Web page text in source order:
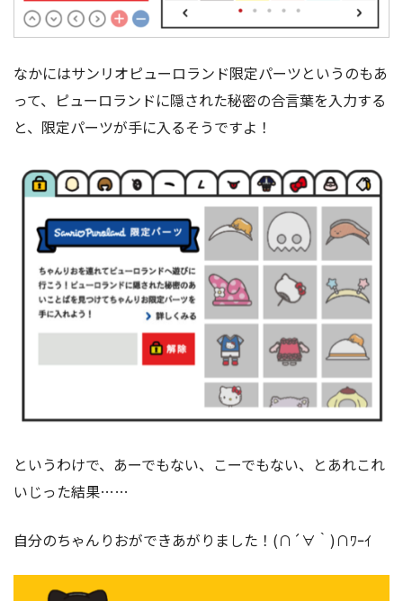
なかにはサンリオピューロランド限定パーツというのもあ
って、ピューロランドに隠された秘密の合言葉を入力する
と、限定パーツが手に入るそうですよ！
というわけで、あーでもない、こーでもない、とあれこれ
いじった結果……
自分のちゃんりおができあがりました！(∩´∀｀)∩ﾜｰｲ